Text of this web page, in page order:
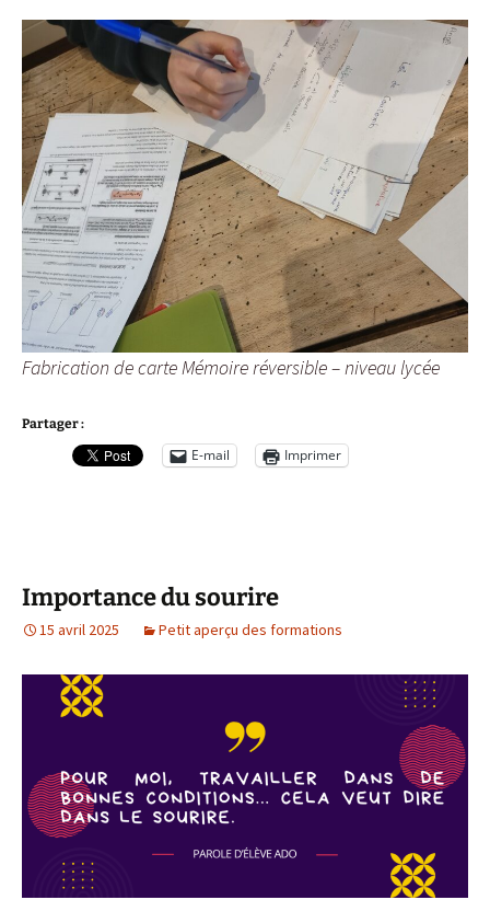
Fabrication de carte Mémoire réversible – niveau lycée
Partager :
E-mail Imprimer
Importance du sourire
15 avril 2025 Petit aperçu des formations